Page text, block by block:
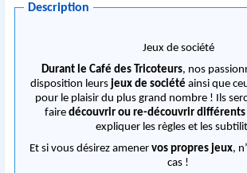
Description
Jeux de société
Durant le Café des Tricoteurs, nos
disposition leurs jeux de société ainsi que
pour le plaisir du plus grand nombre ! Ils
faire découvrir ou re-découvrir
expliquer les règles et les
Et si vous désirez amener vos propres jeux,
cas !